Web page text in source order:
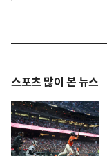
스포츠 많이 본 뉴스